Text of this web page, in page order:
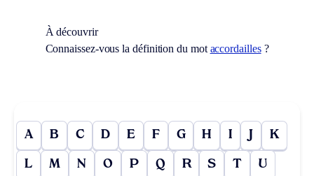
À découvrir
Connaissez-vous la définition du mot accordailles?
A B C D E F G H I J K
L M N O P Q R S T U